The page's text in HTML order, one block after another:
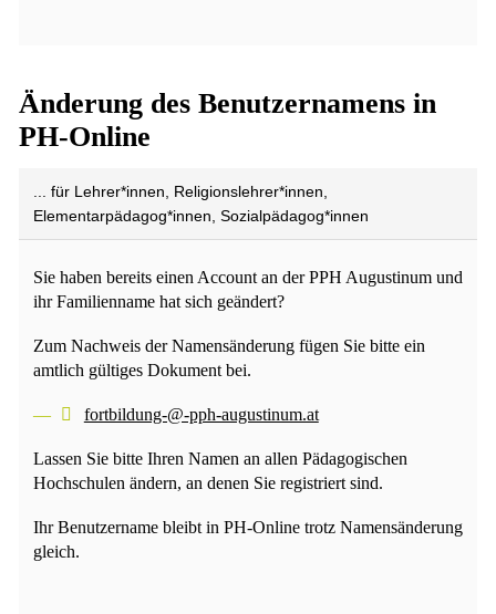
Änderung des Benutzernamens in
PH-Online
... für Lehrer*innen, Religionslehrer*innen,
Elementarpädagog*innen, Sozialpädagog*innen
Sie haben bereits einen Account an der PPH Augustinum und
ihr Familienname hat sich geändert?
Zum Nachweis der Namensänderung fügen Sie bitte ein
amtlich gültiges Dokument bei.
fortbildung-@-pph-augustinum.at
Lassen Sie bitte Ihren Namen an allen Pädagogischen
Hochschulen ändern, an denen Sie registriert sind.
Ihr Benutzername bleibt in PH-Online trotz Namensänderung
gleich.